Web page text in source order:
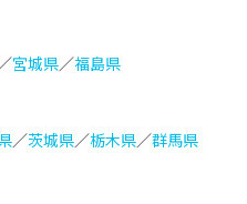
宮城県／福島県
／茨城県／栃木県／群馬県